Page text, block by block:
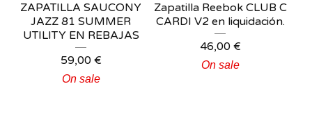
ZAPATILLA SAUCONY
JAZZ 81 SUMMER
UTILITY EN REBAJAS
59,00 €
On sale
Zapatilla Reebok CLUB C
CARDI V2 en liquidación.
46,00 €
On sale